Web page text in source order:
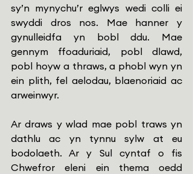
sy’n mynychu’r eglwys wedi colli ei
swyddi dros nos. Mae hanner y
gynulleidfa yn bobl ddu. Mae
gennym ffoaduriaid, pobl dlawd,
pobl hoyw a thraws, a phobl wyn yn
ein plith, fel aelodau, blaenoriaid ac
arweinwyr.
Ar draws y wlad mae pobl traws yn
dathlu ac yn tynnu sylw at eu
bodolaeth. Ar y Sul cyntaf o fis
Chwefror eleni ein thema oedd